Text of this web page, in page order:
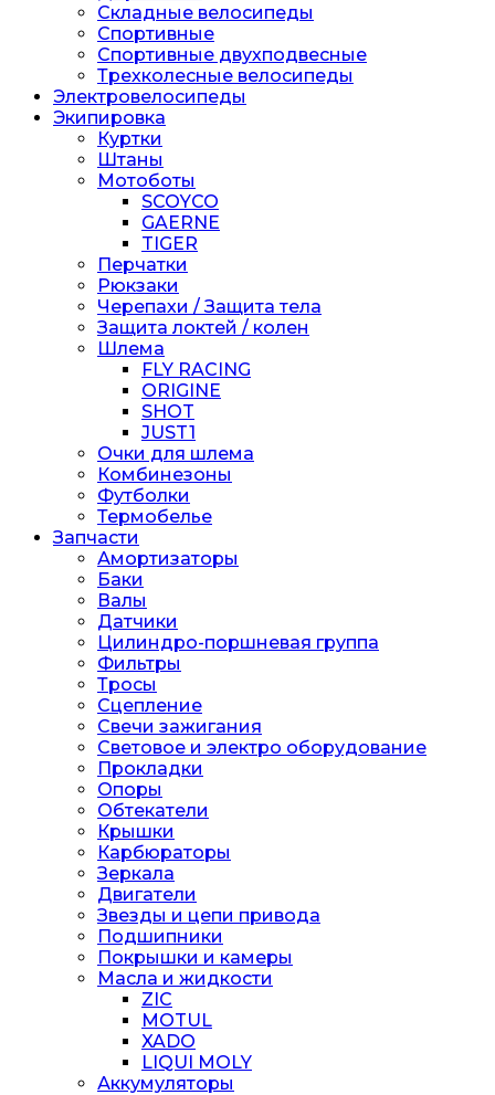
Складные велосипеды
Спортивные
Спортивные двухподвесные
Трехколесные велосипеды
Электровелосипеды
Экипировка
Куртки
Штаны
Мотоботы
SCOYCO
GAERNE
TIGER
Перчатки
Рюкзаки
Черепахи / Защита тела
Защита локтей / колен
Шлема
FLY RACING
ORIGINE
SHOT
JUST1
Очки для шлема
Комбинезоны
Футболки
Термобелье
Запчасти
Амортизаторы
Баки
Валы
Датчики
Цилиндро-поршневая группа
Фильтры
Тросы
Сцепление
Свечи зажигания
Световое и электро оборудование
Прокладки
Опоры
Обтекатели
Крышки
Карбюраторы
Зеркала
Двигатели
Звезды и цепи привода
Подшипники
Покрышки и камеры
Масла и жидкости
ZIC
MOTUL
XADO
LIQUI MOLY
Аккумуляторы